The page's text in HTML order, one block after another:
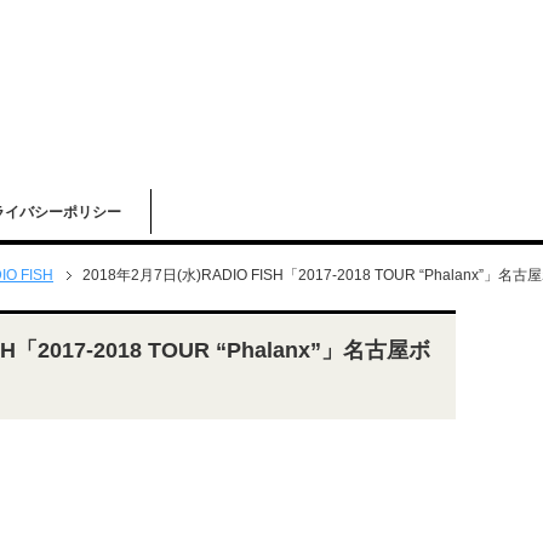
イバシーポリシー
FISH 2018年2月7日(水)RADIO FISH「2017‐2018 TOUR “Phalanx”」名古
「2017‐2018 TOUR “Phalanx”」名古屋ボ